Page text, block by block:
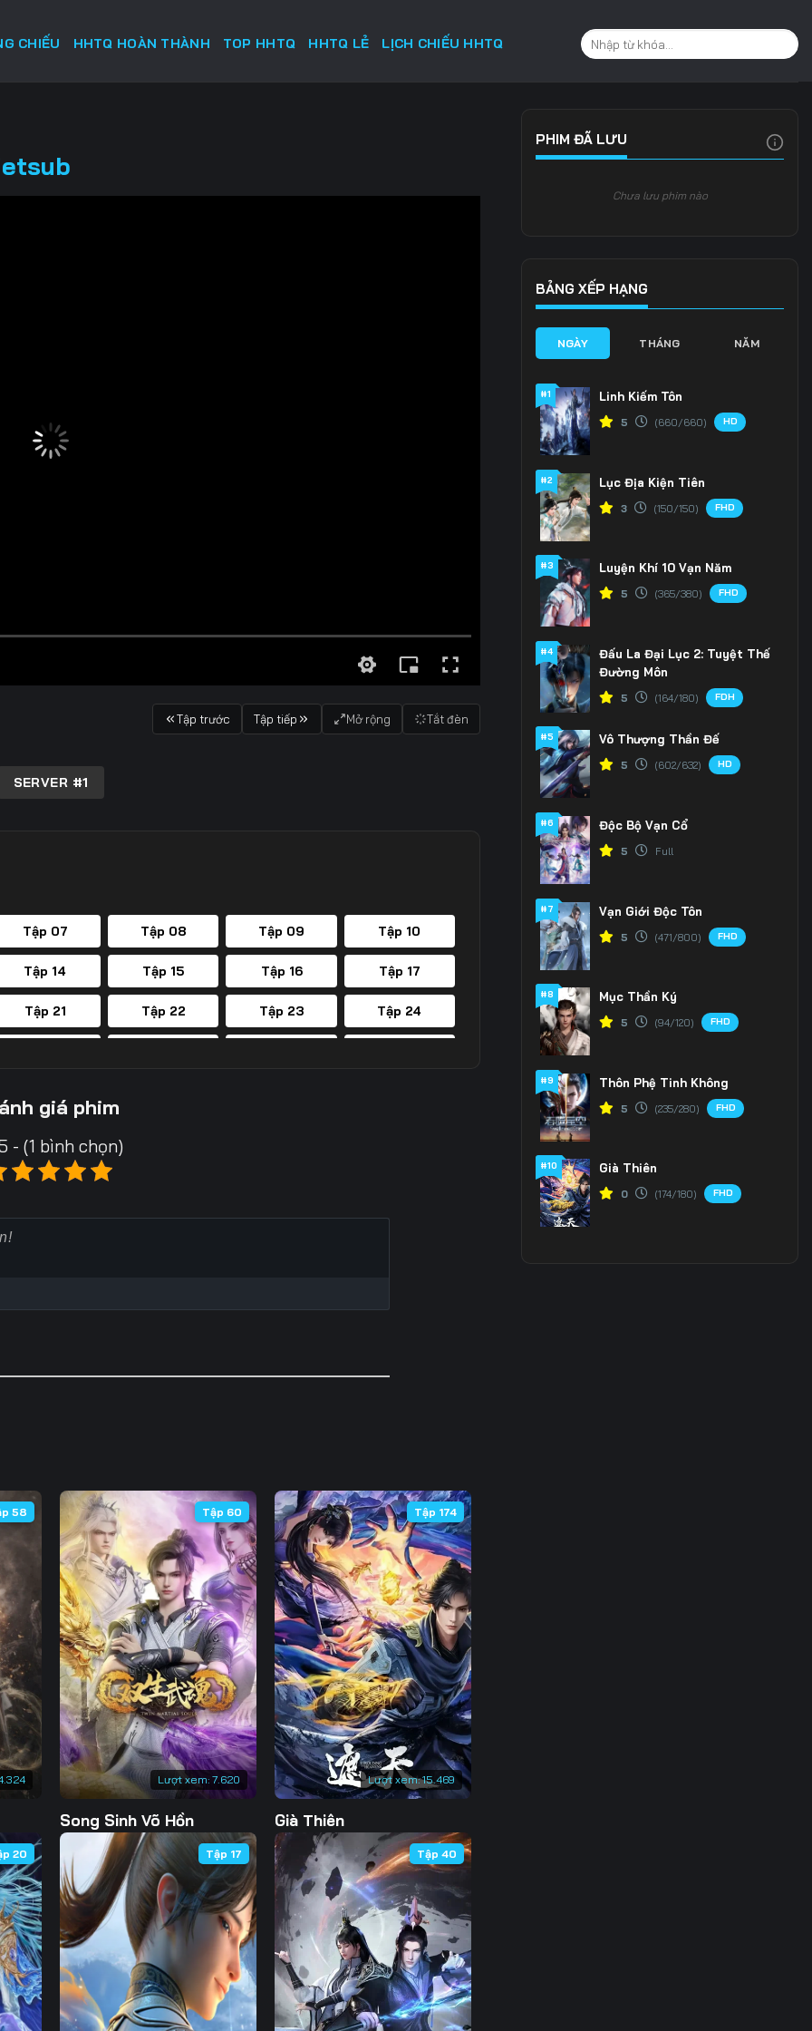
CHIẾU HHTQ HOÀN THÀNH TOP HHTQ HHTQ LẺ LỊCH CHIẾU HHTQ
Tập trước Tập tiếp Mở rộng Tắt đèn
SERVER #1
Tập 07 Tập 08 Tập 09 Tập 10
Tập 14 Tập 15 Tập 16 Tập 17
Tập 21 Tập 22 Tập 23 Tập 24
Tập 49
Tập 105 Tập 106 Tập 107 Tập 108
Tập 112 Tập 113 Tập 114 Tập 115
Tập 119 Tập 120 Tập 121 Tập 122
Tập 126 Tập 127 Tập 128 Tập 129
Tập 133 Tập 134 Tập 135 Tập 136
Tập 140 Tập 141 Tập 142 Tập 143
Tập 147 Tập 148 Tập 149 Tập 150
Tập 154 Tập 155 Tập 156 Tập 157
Tập 162
Tập 168 Tập 169 Tập 170 Tập 171
Tập 175 Tập 176 Tập 177 Tập 178
Tập 182 Tập 183 Tập 184 Tập 185
Tập 189 Tập 190 Tập 191 Tập 192
Tập 196 Tập 197 Tập 198 Tập 199
giá phim
- (1 bình chọn)
58
Lượt xem: 7.620
Tập 60
Song Sinh Võ Hồn
Lượt xem:15.469
Tập 174
Già Thiên
20 Tập 17 Tập 40
PHIM ĐÃ LƯU
Chưa lưu phim nào
BẢNG XẾP HẠNG
NGÀY THÁNG NĂM
#1 Linh Kiếm Tôn
5 (660/660) HD
#2 Lục Địa Kiện Tiên
3 (150/150) FHD
#3 Luyện Khí 10 Vạn Năm
5 (365/380) FHD
#4
Đấu La Đại Lục 2: Tuyệt Thế
Đường Môn
5 (164/180) FDH
#5 Vô Thượng Thần Đế
5 (602/632) HD
#6 Độc Bộ Vạn Cổ
5 Full
#7 Vạn Giới Độc Tôn
5 (471/800) FHD
#8 Mục Thần Ký
5 (94/120) FHD
#9 Thôn Phệ Tinh Không
5 (235/280) FHD
#10 Già Thiên
0 (174/180) FHD